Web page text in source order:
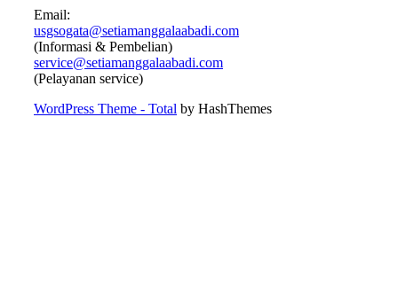
Email:
usgsogata@setiamanggalaabadi.com
(Informasi & Pembelian)
service@setiamanggalaabadi.com
(Pelayanan service)
WordPress Theme - Total by HashThemes